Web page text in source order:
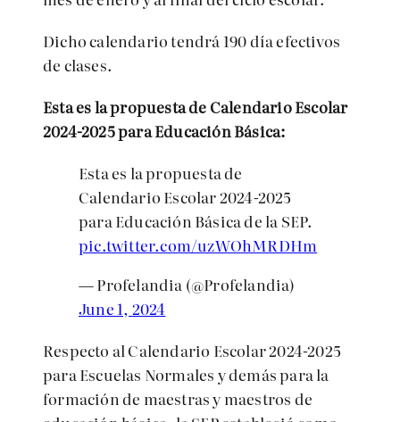
Dicho calendario tendrá 190 día efectivos
de clases.
Esta es la propuesta de Calendario Escolar
2024-2025 para Educación Básica:
Esta es la propuesta de
Calendario Escolar 2024-2025
para Educación Básica de la SEP.
pic.twitter.com/uzWOhMRDHm
— Profelandia (@Profelandia)
June 1, 2024
Respecto al Calendario Escolar 2024-2025
para Escuelas Normales y demás para la
formación de maestras y maestros de